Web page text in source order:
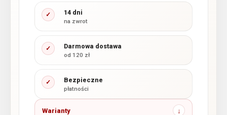
✓ 14 dni
na zwrot
✓ Darmowa dostawa
od 120 zł
✓ Bezpieczne
płatności
Warianty